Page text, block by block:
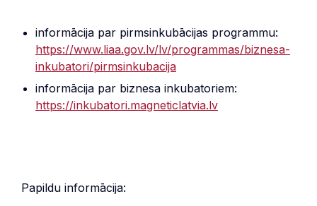
informācija par pirmsinkubācijas programmu:
https://www.liaa.gov.lv/lv/programmas/biznesa-
inkubatori/pirmsinkubacija
informācija par biznesa inkubatoriem:
https://inkubatori.magneticlatvia.lv
Papildu informācija: